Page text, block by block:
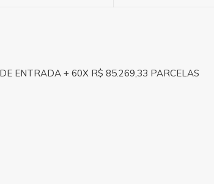
ENTRADA + 60X R$ 85.269,33 PARCELAS